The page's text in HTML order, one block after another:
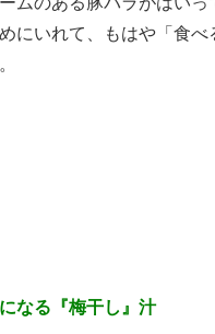
にいれて、もはや「食べ
なる『梅干し』汁